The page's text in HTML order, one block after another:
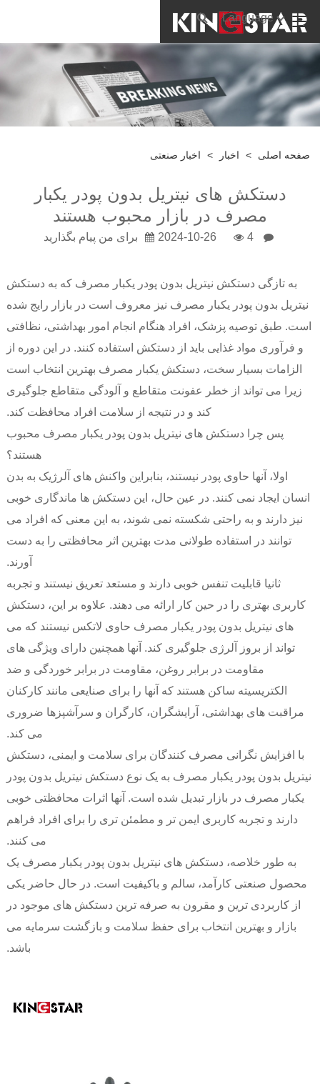
Language
صفحه اصلی > اخبار > اخبار صنعتی
دستکش های نیتریل بدون پودر یکبار
مصرف در بازار محبوب هستند
2024-10-26 4 برای من پیام بگذارید
به تازگی دستکش نیتریل بدون پودر یکبار مصرف که به دستکش
نیتریل بدون پودر یکبار مصرف نیز معروف است در بازار رایج شده
است. طبق توصیه پزشک، افراد هنگام انجام امور بهداشتی، نظافتی
و فرآوری مواد غذایی باید از دستکش استفاده کنند. در این دوره از
الزامات بسیار سخت، دستکش یکبار مصرف بهترین انتخاب است
زیرا می تواند از خطر عفونت متقاطع و آلودگی متقاطع جلوگیری
کند و در نتیجه از سلامت افراد محافظت کند.
پس چرا دستکش های نیتریل بدون پودر یکبار مصرف محبوب
هستند؟
اولا، آنها حاوی پودر نیستند، بنابراین واکنش های آلرژیک به بدن
انسان ایجاد نمی کنند. در عین حال، این دستکش ها ماندگاری خوبی
نیز دارند و به راحتی شکسته نمی شوند، به این معنی که افراد می
توانند در استفاده طولانی مدت بهترین اثر محافظتی را به دست
آورند.
ثانیا قابلیت تنفس خوبی دارند و مستعد تعریق نیستند و تجربه
کاربری بهتری را در حین کار ارائه می دهند. علاوه بر این، دستکش
های نیتریل بدون پودر یکبار مصرف حاوی لاتکس نیستند که می
تواند از بروز آلرژی جلوگیری کند. آنها همچنین دارای ویژگی های
مقاومت در برابر روغن، مقاومت در برابر خوردگی و ضد
الکتریسیته ساکن هستند که آنها را برای صنایعی مانند کارکنان
مراقبت های بهداشتی، آرایشگران، کارگران و سرآشپزها ضروری
می کند.
با افزایش نگرانی مصرف کنندگان برای سلامت و ایمنی، دستکش
نیتریل بدون پودر یکبار مصرف به یک نوع دستکش نیتریل بدون پودر
یکبار مصرف در بازار تبدیل شده است. آنها اثرات محافظتی خوبی
دارند و تجربه کاربری ایمن تر و مطمئن تری را برای افراد فراهم
می کنند.
به طور خلاصه، دستکش های نیتریل بدون پودر یکبار مصرف یک
محصول صنعتی کارآمد، سالم و باکیفیت است. در حال حاضر یکی
از کاربردی ترین و مقرون به صرفه ترین دستکش های موجود در
بازار و بهترین انتخاب برای حفظ سلامت و بازگشت سرمایه می
باشد.